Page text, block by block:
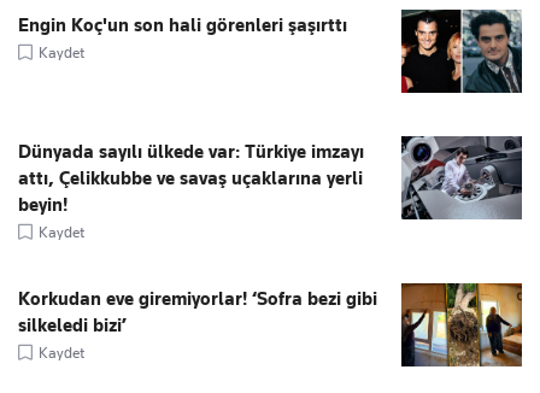
Engin Koç'un son hali görenleri şaşırttı
Kaydet
Dünyada sayılı ülkede var: Türkiye imzayı
attı, Çelikkubbe ve savaş uçaklarına yerli
beyin!
Kaydet
Korkudan eve giremiyorlar! ‘Sofra bezi gibi
silkeledi bizi’
Kaydet